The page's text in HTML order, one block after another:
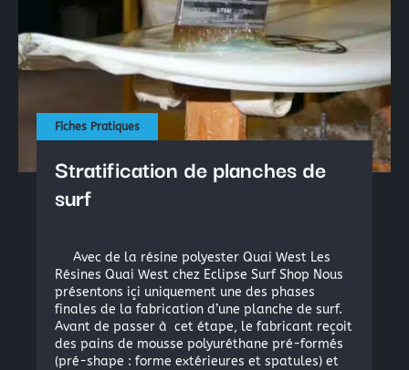
Fiches Pratiques
Stratification de planches de
surf
Avec de la résine polyester Quai West Les
Résines Quai West chez Eclipse Surf Shop Nous
présentons içi uniquement une des phases
finales de la fabrication d’une planche de surf.
Avant de passer à cet étape, le fabricant reçoit
des pains de mousse polyuréthane pré-formés
(pré-shape : forme extérieures et spatules) et
×